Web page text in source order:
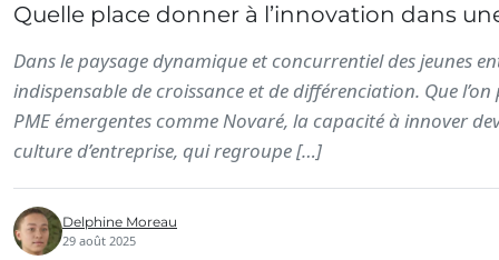
Quelle place donner à l’innovation dans
Dans le paysage dynamique et concurrentiel des jeunes
indispensable de croissance et de différenciation. Que
PME émergentes comme Novaré, la capacité à innover
culture d’entreprise, qui regroupe […]
Delphine Moreau
29 août 2025